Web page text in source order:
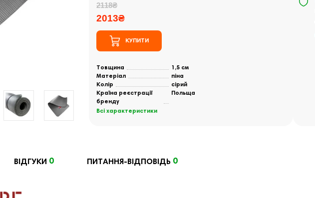
2118₴
2013₴
КУПИТИ
Товщина
1,5 см
Матеріал
піна
Колір
сірий
Країна реєстрації
бренду
Польща
Всі характеристики
ВІДГУКИ 0 ПИТАННЯ-ВІДПОВІДЬ 0